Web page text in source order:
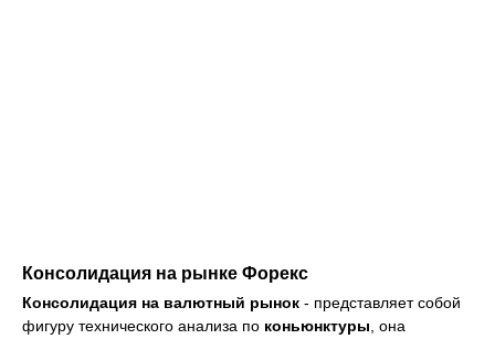
Консолидация на рынке Форекс
Консолидация на валютный рынок - представляет собой
фигуру технического анализа по коньюнктуры, она